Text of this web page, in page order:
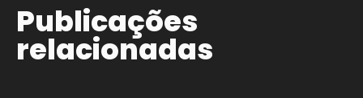
Publicações
relacionadas